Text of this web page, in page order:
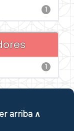
1
1
arriba ∧